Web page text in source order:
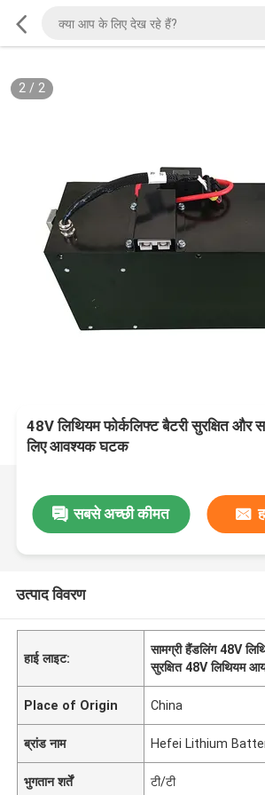
2/ 2
48V लिथियम फोर्कलिफ्ट बैटरी सुरक्षित और
लिए आवश्यक घटक
सबसे अच्छी कीमत
उत्पाद विवरण
हाई लाइट:
सामग्री हैंडलिंग 48V
सुरक्षित 48V लिथियम
Place of Origin China
ब्रांड नाम Hefei Lithium
भुगतान शर्तें टी/टी